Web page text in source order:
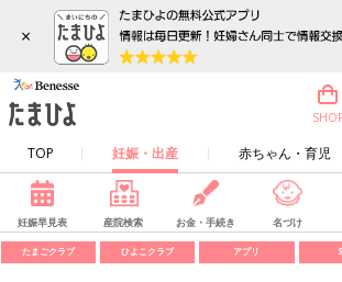
×
TOP 妊娠・出産 赤ちゃん・育児
妊娠早見表 産院検索 お金・手続き 名づけ
たまごクラブ ひよこクラブ アプリ